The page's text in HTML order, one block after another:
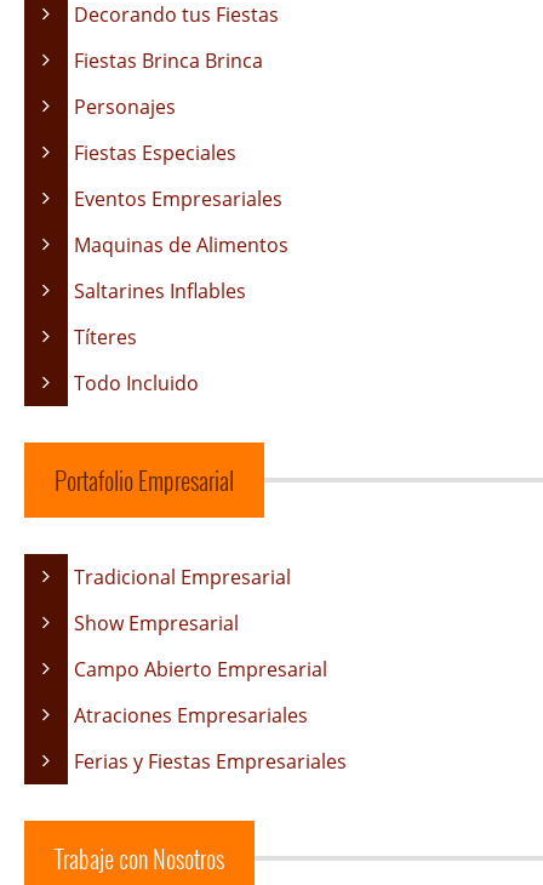
Decorando tus Fiestas
Fiestas Brinca Brinca
Personajes
Fiestas Especiales
Eventos Empresariales
Maquinas de Alimentos
Saltarines Inflables
Títeres
Todo Incluido
Portafolio Empresarial
Tradicional Empresarial
Show Empresarial
Campo Abierto Empresarial
Atraciones Empresariales
Ferias y Fiestas Empresariales
Trabaje con Nosotros